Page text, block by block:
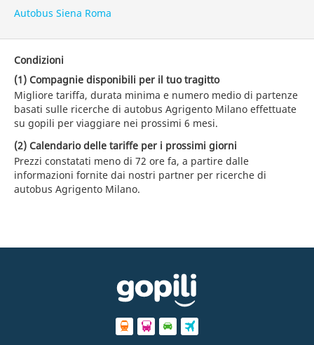
Autobus Siena Roma
Condizioni
(1) Compagnie disponibili per il tuo tragitto
Migliore tariffa, durata minima e numero medio di partenze
basati sulle ricerche di autobus Agrigento Milano effettuate
su gopili per viaggiare nei prossimi 6 mesi.
(2) Calendario delle tariffe per i prossimi giorni
Prezzi constatati meno di 72 ore fa, a partire dalle
informazioni fornite dai nostri partner per ricerche di
autobus Agrigento Milano.